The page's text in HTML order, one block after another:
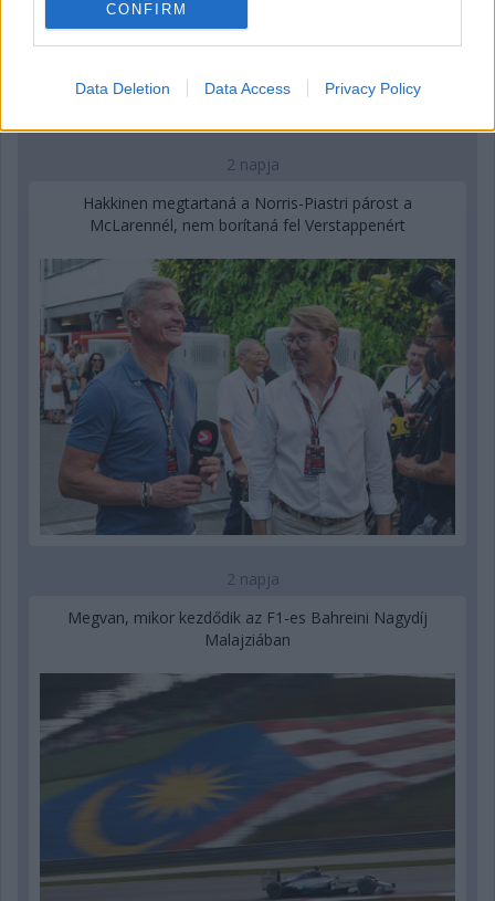
CONFIRM
Data Deletion Data Access Privacy Policy
2 napja
Hakkinen megtartaná a Norris-Piastri párost a
McLarennél, nem borítaná fel Verstappenért
2 napja
Megvan, mikor kezdődik az F1-es Bahreini Nagydíj
Malajziában